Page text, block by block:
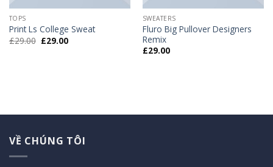
TOPS
Print Ls College Sweat
£29.00 £29.00
SWEATERS
Fluro Big Pullover Designers
Remix
£29.00
VỀ CHÚNG TÔI